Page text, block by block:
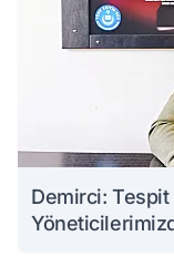
Demirci: